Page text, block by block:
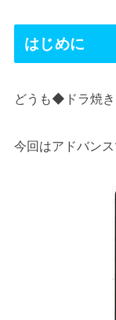
はじめに
どうも◆ドラ焼き
今回はアドバン